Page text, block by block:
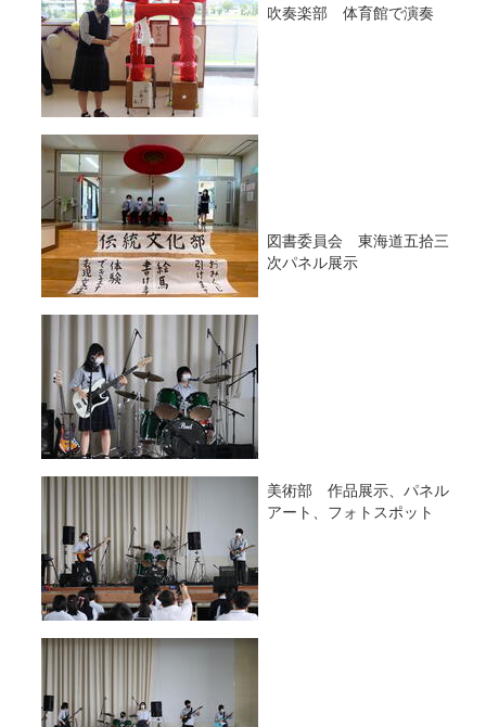
吹奏楽部 体育館で演奏
図書委員会 東海道五拾三
次パネル展示
美術部 作品展示、パネル
アート、フォトスポット